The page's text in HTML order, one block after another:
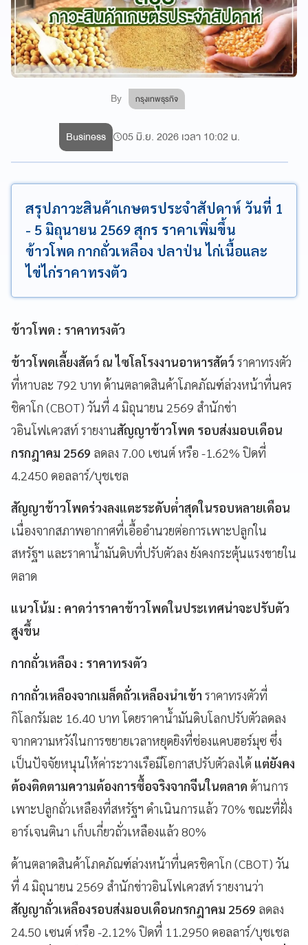
By กรุงเทพธุรกิจ
Business 05 มิ.ย. 2026 เวลา 10:02 น.
สรุปภาวะสินค้าเกษตรประจำสัปดาห์ วันที่ 1
- 5 มิถุนายน 2569 สุกร ราคาเพิ่มขึ้น
ข้าวโพด กากถั่วเหลือง ปลาป่น ไก่เนื้อและ
ไข่ไก่ราคาทรงตัว
ข้าวโพด : ราคาทรงตัว
ข้าวโพดเลี้ยงสัตว์ ณ ไซโลโรงงานอาหารสัตว์ ราคาทรงตัว
ที่หาบละ 792 บาท ด้านตลาดสินค้าโภคภัณฑ์ล่วงหน้าที่นคร
ชิคาโก (CBOT) วันที่ 4 มิถุนายน 2569 สำนักข่า
วอินโฟเควสท์ รายงานสัญญาข้าวโพด รอบส่งมอบเดือน
กรกฎาคม 2569 ลดลง 7.00 เซนต์ หรือ -1.62% ปิดที่
4.2450 ดอลลาร์/บุชเชล
สัญญาข้าวโพดร่วงลงแตะระดับต่ำสุดในรอบหลายเดือน
เนื่องจากสภาพอากาศที่เอื้ออำนวยต่อการเพาะปลูกใน
สหรัฐฯ และราคาน้ำมันดิบที่ปรับตัวลง ยังคงกระตุ้นแรงขายใน
ตลาด
แนวโน้ม : คาดว่าราคาข้าวโพดในประเทศน่าจะปรับตัว
สูงขึ้น
กากถั่วเหลือง : ราคาทรงตัว
กากถั่วเหลืองจากเมล็ดถั่วเหลืองนำเข้า ราคาทรงตัวที่
กิโลกรัมละ 16.40 บาท โดยราคาน้ำมันดิบโลกปรับตัวลดลง
จากความหวังในการขยายเวลาหยุดยิงที่ช่องแคบฮอร์มุซ ซึ่ง
เป็นปัจจัยหนุนให้ค่าระวางเรือมีโอกาสปรับตัวลงได้แต่ยังคง
ต้องติดตามความต้องการซื้อจริงจากจีนในตลาด ด้านการ
เพาะปลูกถั่วเหลืองที่สหรัฐฯ ดำเนินการแล้ว 70% ขณะที่ฝั่ง
อาร์เจนตินา เก็บเกี่ยวถั่วเหลืองแล้ว 80%
ด้านตลาดสินค้าโภคภัณฑ์ล่วงหน้าที่นครชิคาโก (CBOT) วัน
ที่ 4 มิถุนายน 2569 สำนักข่าวอินโฟเควสท์ รายงานว่า
สัญญาถั่วเหลืองรอบส่งมอบเดือนกรกฎาคม 2569 ลดลง
24.50 เซนต์ หรือ -2.12% ปิดที่ 11.2950 ดอลลาร์/บุชเชล